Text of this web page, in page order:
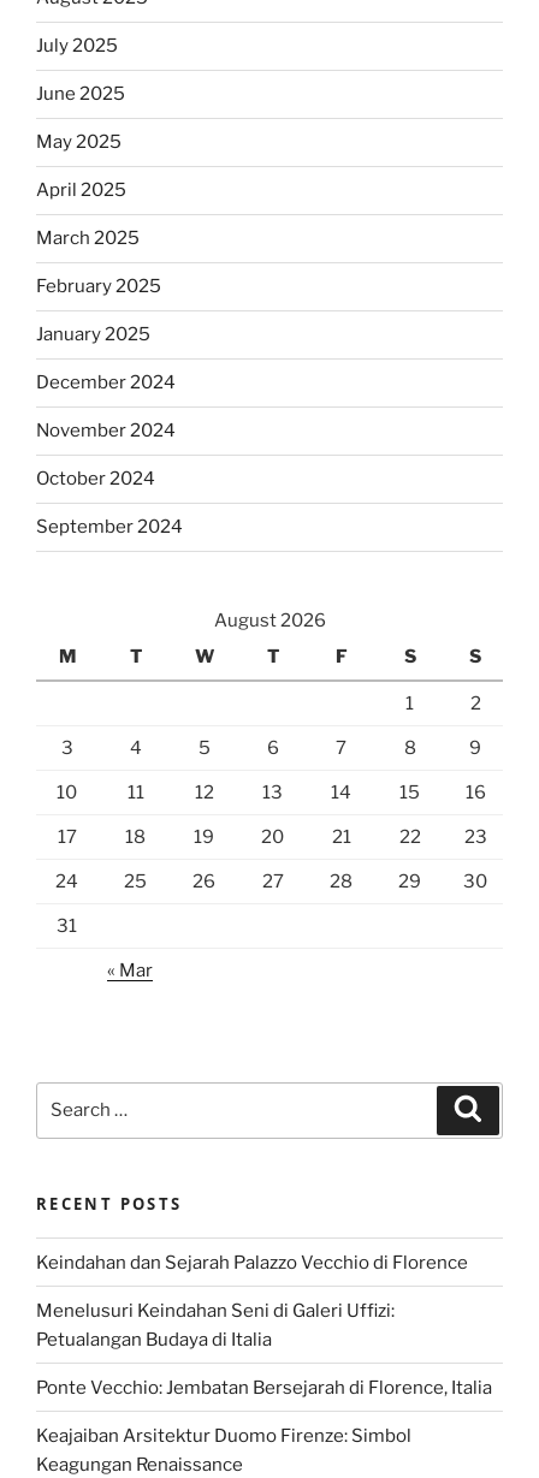
July 2025
June 2025
May 2025
April 2025
March 2025
February 2025
January 2025
December 2024
November 2024
October 2024
September 2024
August 2026
M
T W T F S S
1 2
3 4 5 6 7 8 9
10 11 12 13 14 15 16
17 18 19 20 21 22 23
24 25 26 27 28 29 30
31
« Mar
RECENT POSTS
Keindahan dan Sejarah Palazzo Vecchio di Florence
Menelusuri Keindahan Seni di Galeri Uffizi:
Petualangan Budaya di Italia
Ponte Vecchio: Jembatan Bersejarah di Florence, Italia
Keajaiban Arsitektur Duomo Firenze: Simbol
Keagungan Renaissance